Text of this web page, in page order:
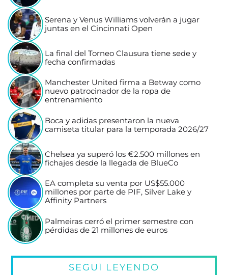
Serena y Venus Williams volverán a jugar
juntas en el Cincinnati Open
La final del Torneo Clausura tiene sede y
fecha confirmadas
Manchester United firma a Betway como
nuevo patrocinador de la ropa de
entrenamiento
Boca y adidas presentaron la nueva
camiseta titular para la temporada 2026/27
Chelsea ya superó los €2.500 millones en
fichajes desde la llegada de BlueCo
EA completa su venta por US$55.000
millones por parte de PIF, Silver Lake y
Affinity Partners
Palmeiras cerró el primer semestre con
pérdidas de 21 millones de euros
SEGUÍ LEYENDO